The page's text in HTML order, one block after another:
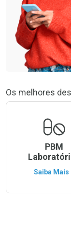
Os melhores
PBM
Saiba Mais